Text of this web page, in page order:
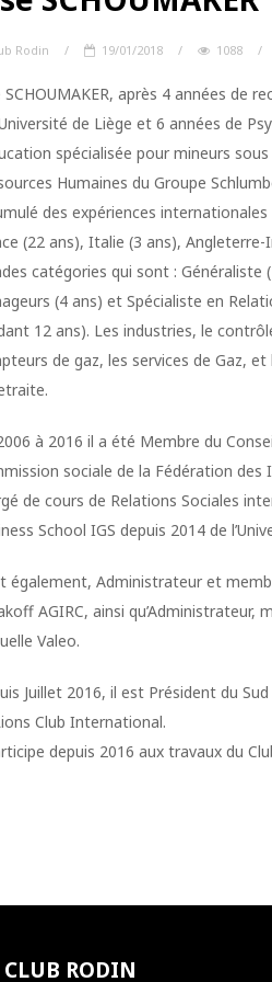
Rodin / 19/01/2018 / 1088 /
SCHOUMAKER, après 4 années de
de Liège et 6 années de
spécialisée pour mineurs
Humaines du Groupe
des expériences
(22 ans), Italie (3 ans),
catégories qui sont : Généraliste
(4 ans) et Spécialiste en
12 ans). Les industries, le
de gaz, les services de Gaz,
à 2016 il a été Membre du
sociale de la Fédération
de cours de Relations Sociales
School IGS depuis 2014 de
également, Administrateur et
AGIRC, ainsi qu’Administrateur,
Valeo.
Juillet 2016, il est Président du
Club International.
depuis 2016 aux travaux du
RODIN